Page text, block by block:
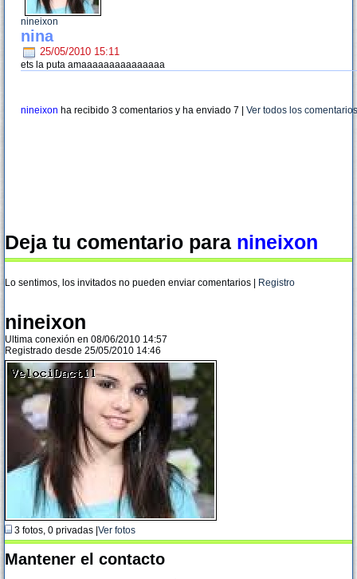
nineixon
nina
25/05/2010 15:11
ets la puta amaaaaaaaaaaaaaaa
nineixon ha recibido 3 comentarios y ha enviado 7 Ver todos los comentarios
Deja tu comentario para nineixon
Lo sentimos, los invitados no pueden enviar comentarios | Registro
nineixon
Ultima conexión en 08/06/2010 14:57
Registrado desde 25/05/2010 14:46
3 fotos, 0 privadas | Ver fotos
Mantener el contacto